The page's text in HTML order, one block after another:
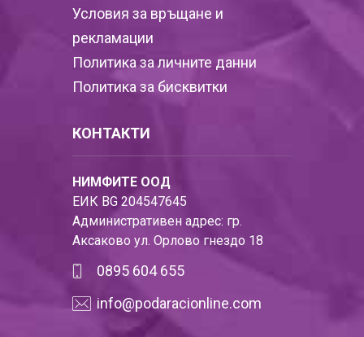
Условия за връщане и
рекламации
Политика за личните данни
Политика за бисквитки
КОНТАКТИ
НИМФИТЕ ООД
ЕИК BG 204547645
Административен адрес: гр.
Аксаково ул. Орлово гнездо 18
0895 604 655
info@podaracionline.com